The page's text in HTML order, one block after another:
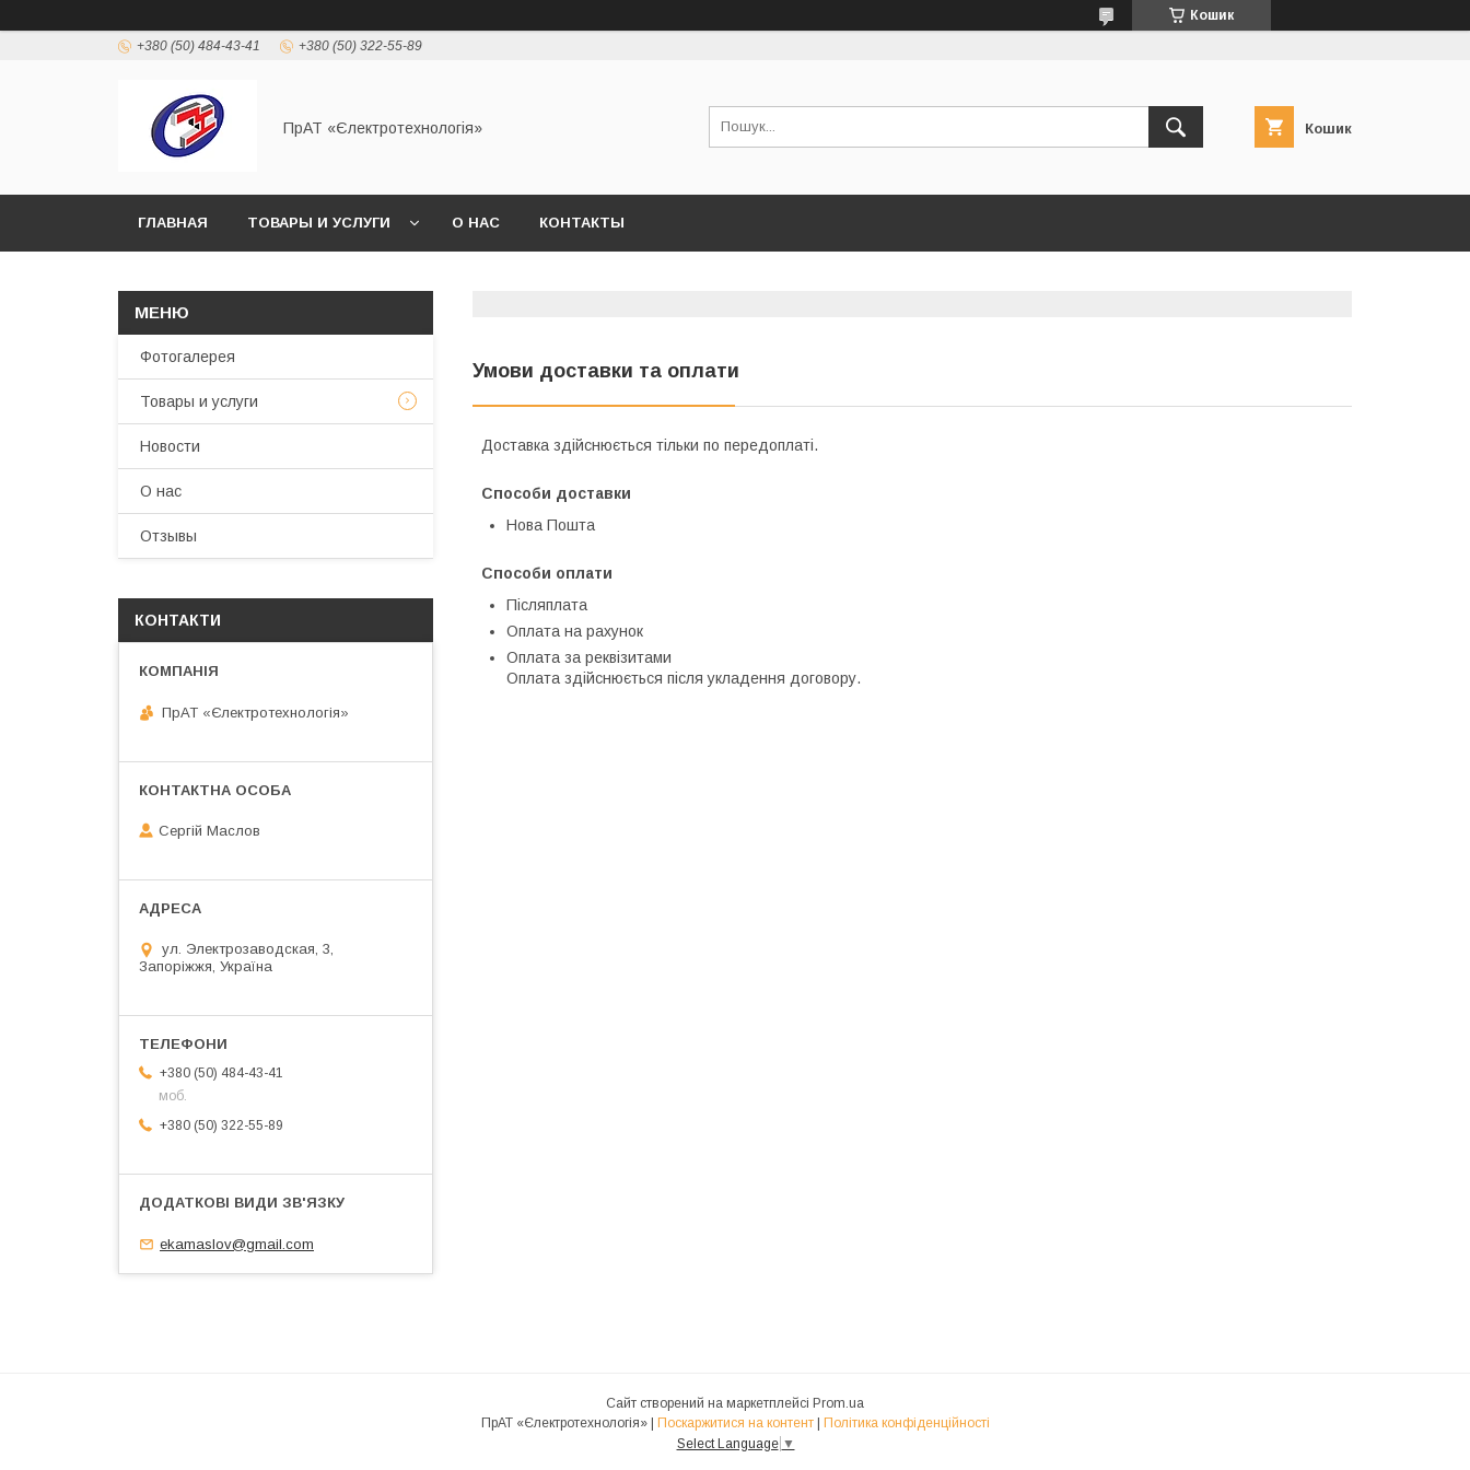
Кошик
+380 (50) 484-43-41 +380 (50) 322-55-89
ПрАТ «Єлектротехнологія» Кошик
ГЛАВНАЯ ТОВАРЫ И УСЛУГИ О НАС КОНТАКТЫ
Умови доставки та оплати
Доставка здійснюється тільки по передоплаті.
Способи доставки
Нова Пошта
Способи оплати
Післяплата
Оплата на рахунок
Оплата за реквізитами
Оплата здійснюється після укладення договору.
Фотогалерея
Товары и услуги
Новости
О нас
Отзывы
КОНТАКТИ
ПрАТ «Єлектротехнологія»
Сергій Маслов
ул. Электрозаводская, 3,
Запоріжжя, Україна
+380 (50) 484-43-41
моб.
+380 (50) 322-55-89
ekamaslov@gmail.com
Сайт створений на маркетплейсі Prom.ua
ПрАТ «Єлектротехнологія» | Поскаржитися на контент | Політика конфіденційності
Select Language ▼